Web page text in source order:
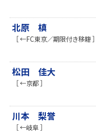
北原 槙
［ ←FC東京／期限付き移籍 ］
松田 佳大
［ ←京都 ］
川本 梨誉
［ ←岐阜 ］